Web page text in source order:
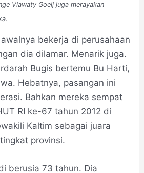
Viawaty Goeij juga merayakan
bekerja di perusahaan
dia dilamar. Menarik juga.
Bugis bertemu Bu Harti,
Hebatnya, pasangan ini
Bahkan mereka sempat
RI ke-67 tahun 2012 di
Kaltim sebagai juara
provinsi.
berusia 73 tahun. Dia